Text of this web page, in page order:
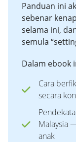
Panduan ini
sebenar
selama ini,
semula
Dalam ebook
Cara
secara
Malaysia
anak